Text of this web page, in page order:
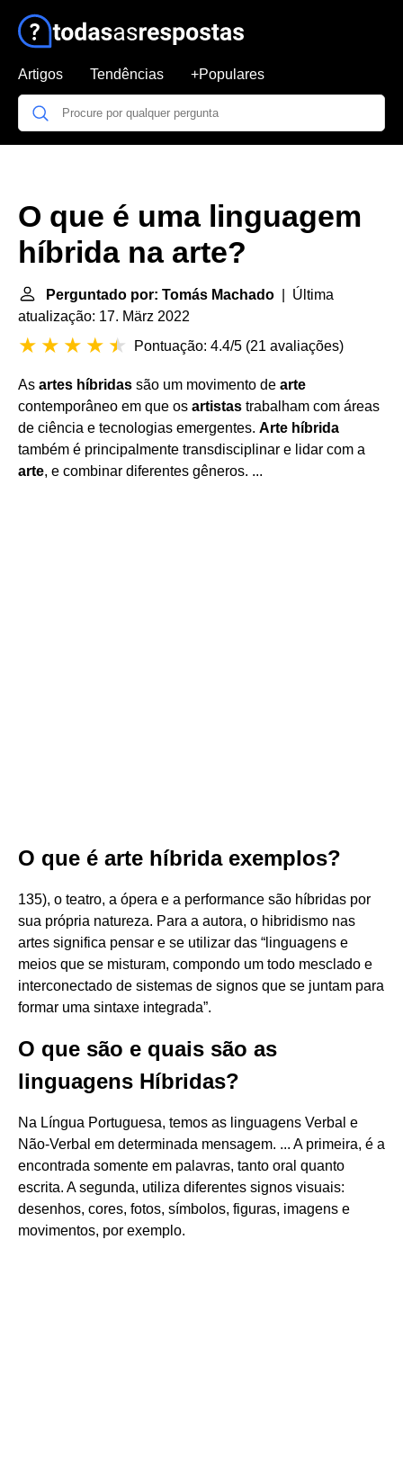
Artigos Tendências +Populares
O que é uma linguagem
híbrida na arte?
Perguntado por: Tomás Machado | Última
atualização: 17. März 2022
Pontuação: 4.4/5 (21 avaliações)
As artes híbridas são um movimento de arte
contemporâneo em que os artistas trabalham com áreas
de ciência e tecnologias emergentes. Arte híbrida
também é principalmente transdisciplinar e lidar com a
arte, e combinar diferentes gêneros. ...
O que é arte híbrida exemplos?
135), o teatro, a ópera e a performance são híbridas por
sua própria natureza. Para a autora, o hibridismo nas
artes significa pensar e se utilizar das “linguagens e
meios que se misturam, compondo um todo mesclado e
interconectado de sistemas de signos que se juntam para
formar uma sintaxe integrada”.
O que são e quais são as
linguagens Híbridas?
Na Língua Portuguesa, temos as linguagens Verbal e
Não-Verbal em determinada mensagem. ... A primeira, é a
encontrada somente em palavras, tanto oral quanto
escrita. A segunda, utiliza diferentes signos visuais:
desenhos, cores, fotos, símbolos, figuras, imagens e
movimentos, por exemplo.